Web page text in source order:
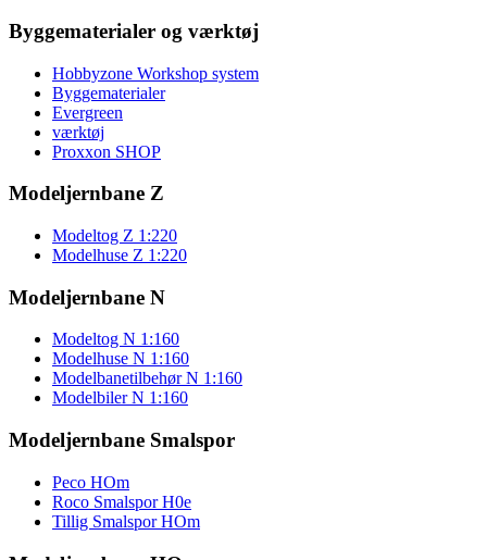
Byggematerialer og værktøj
Hobbyzone Workshop system
Byggematerialer
Evergreen
værktøj
Proxxon SHOP
Modeljernbane Z
Modeltog Z 1:220
Modelhuse Z 1:220
Modeljernbane N
Modeltog N 1:160
Modelhuse N 1:160
Modelbanetilbehør N 1:160
Modelbiler N 1:160
Modeljernbane Smalspor
Peco HOm
Roco Smalspor H0e
Tillig Smalspor HOm